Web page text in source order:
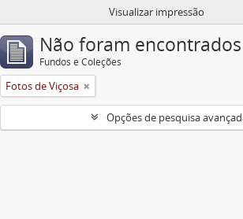
Visualizar impressão
Não foram
Fundos e Coleções
Fotos de Viçosa
Opções de pesquisa